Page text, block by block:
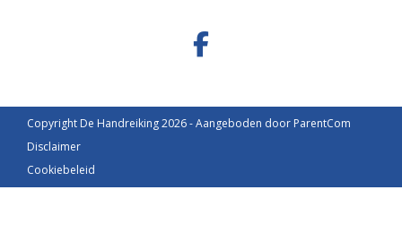
Copyright De Handreiking 2026 - Aangeboden door ParentCom
Disclaimer
Cookiebeleid